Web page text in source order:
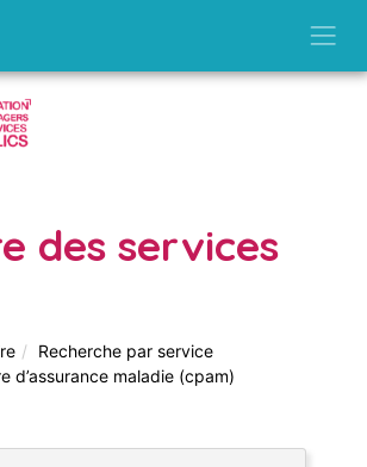
des services
Recherche par service
d’assurance maladie (cpam)